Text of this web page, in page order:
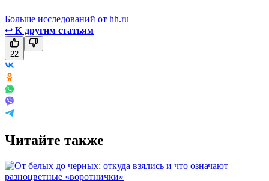
Больше исследований от hh.ru
↩ К другим статьям
22
Читайте также